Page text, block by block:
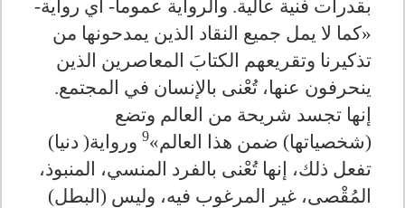
بقدرات فنية عالية. والرواية عموما- أي رواية-
«كما لا يمل جميع النقاد الذين يمدحونها من
تذكيرنا وتقريعهم الكتابَ المعاصرين الذين
ينحرفون عنها، تُعْنى بالإنسان في المجتمع.
إنها تجسد شريحة من العالم وتضع
(شخصياتها) ضمن هذا العالم»9 ورواية( دنيا)
تفعل ذلك، إنها تُعْنى بالفرد المنسي، المنبوذ،
المُقْصى، غير المرغوب فيه، وليس (البطل)